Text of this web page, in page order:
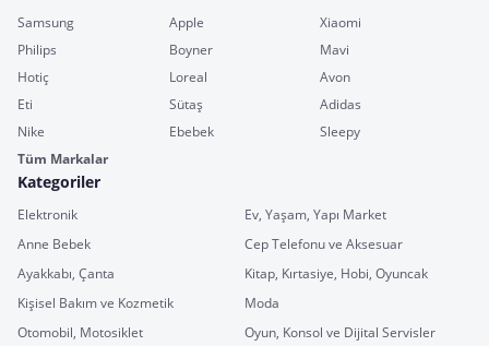
Samsung Apple
Xiaomi
Philips
Boyner
Mavi
Hotiç
Loreal
Avon
Eti
Sütaş
Adidas
Nike
Ebebek
Sleepy
Tüm Markalar
Kategoriler
Elektronik
Ev, Yaşam, Yapı Market
Anne Bebek
Cep Telefonu ve Aksesuar
Ayakkabı, Çanta
Kitap, Kırtasiye, Hobi, Oyuncak
Kişisel Bakım ve Kozmetik
Moda
Otomobil, Motosiklet
Oyun, Konsol ve Dijital Servisler